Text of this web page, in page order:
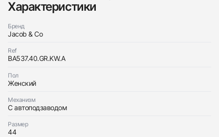
Характеристики
Бренд
Jacob & Co
Ref
BA537.40.GR.KW.A
Пол
Женский
Механизм
С автоподзаводом
Размер
44
Купить эти часы
Оставьте ваши контактные данные и мы свяжемся
Rainbow Rose Gold Bracelet
Трейд-ин часов
с вами
$70,050